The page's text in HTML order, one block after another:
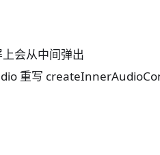
会从中间弹出
重写